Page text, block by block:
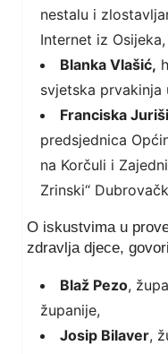
nestalu i
Internet iz Osijeka,
Blanka Vlašić,
svjetska prvakinja
Franciska
predsjednica
na Korčuli i
Zrinski“
O iskustvima u
zdravlja djece,
Blaž Pezo,
županije,
Josip Bilaver,